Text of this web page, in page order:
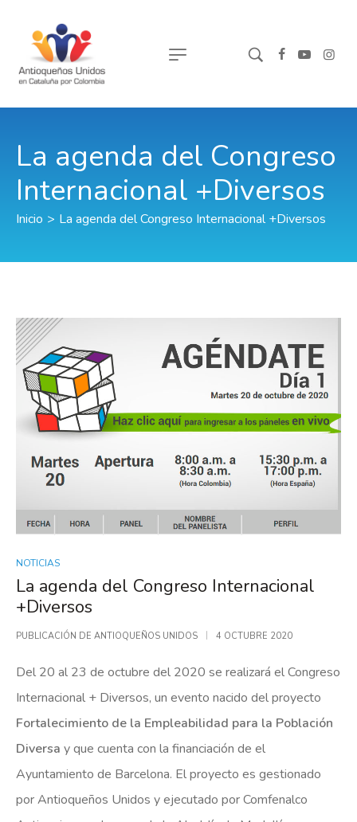
La agenda del Congreso
Internacional +Diversos
Inicio > La agenda del Congreso Internacional +Diversos
NOTICIAS
La agenda del Congreso Internacional
+Diversos
PUBLICACIÓN DE ANTIOQUEÑOS UNIDOS 4 OCTUBRE 2020
Del 20 al 23 de octubre del 2020 se realizará el Congreso
Internacional + Diversos, un evento nacido del proyecto
Fortalecimiento de la Empleabilidad para la Población
Diversa y que cuenta con la financiación de el
Ayuntamiento de Barcelona. El proyecto es gestionado
porAntioqueños Unidos y ejecutado porComfenalco